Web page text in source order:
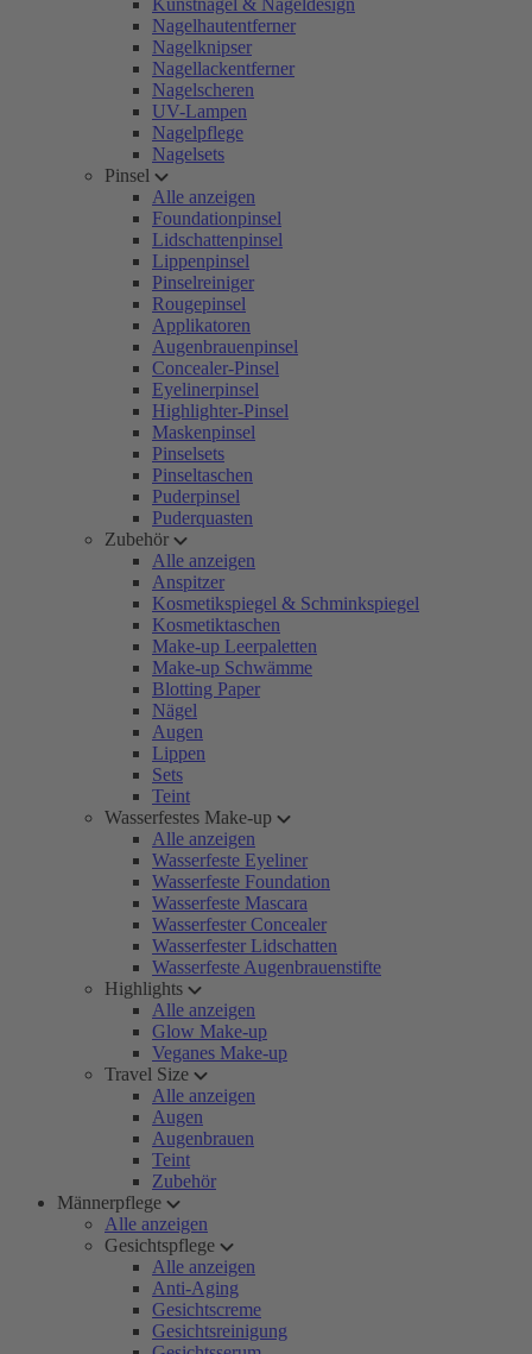
Kunstnägel & Nageldesign
Nagelhautentferner
Nagelknipser
Nagellackentferner
Nagelscheren
UV-Lampen
Nagelpflege
Nagelsets
Pinsel
Alle anzeigen
Foundationpinsel
Lidschattenpinsel
Lippenpinsel
Pinselreiniger
Rougepinsel
Applikatoren
Augenbrauenpinsel
Concealer-Pinsel
Eyelinerpinsel
Highlighter-Pinsel
Maskenpinsel
Pinselsets
Pinseltaschen
Puderpinsel
Puderquasten
Zubehör
Alle anzeigen
Anspitzer
Kosmetikspiegel & Schminkspiegel
Kosmetiktaschen
Make-up Leerpaletten
Make-up Schwämme
Blotting Paper
Nägel
Augen
Lippen
Sets
Teint
Wasserfestes Make-up
Alle anzeigen
Wasserfeste Eyeliner
Wasserfeste Foundation
Wasserfeste Mascara
Wasserfester Concealer
Wasserfester Lidschatten
Wasserfeste Augenbrauenstifte
Highlights
Alle anzeigen
Glow Make-up
Veganes Make-up
Travel Size
Alle anzeigen
Augen
Augenbrauen
Teint
Zubehör
Männerpflege
Alle anzeigen
Gesichtspflege
Alle anzeigen
Anti-Aging
Gesichtscreme
Gesichtsreinigung